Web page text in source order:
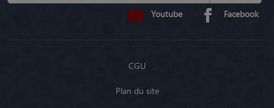
Youtube Facebook
CGU
Plan du site